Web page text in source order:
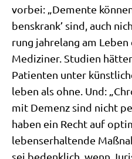
vor­bei: „Demen­te
bens­krank’ sind, auch
rung jah­re­lang am
Medi­zi­ner. Stu­di­en
Pati­en­ten unter
leben als ohne. Und:
mit Demenz sind nicht
haben ein Recht auf
lebens­er­hal­ten­de
sei bedenk­lich, wenn